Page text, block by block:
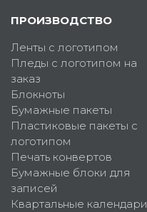
ПРОИЗВОДСТВО
Ленты с логотипом
Пледы с логотипом на
заказ
Блокноты
Бумажные пакеты
Пластиковые пакеты с
логотипом
Печать конвертов
Бумажные блоки для
записей
Квартальные календари